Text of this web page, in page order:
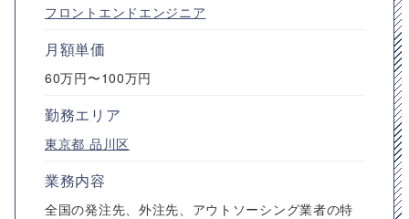
フロントエンドエンジニア
月額単価
60万円〜100万円
勤務エリア
東京都 品川区
業務内容
全国の発注先、外注先、アウトソーシング業者の特